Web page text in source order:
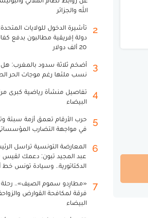
الله والجزائر
2
دولة إفريقية مطالبون بدفع
20 ألف دولار
3
أضخم ثلاثة سدود بالمغرب:
نسب ملئها رغم موجات الحر
4
تفاصيل منشأة رياضية كبرى
البيضاء
5
حرب الأرقام تعمق أزمة سبتة
في مواجهة التضارب
6
المعارضة التونسية تراسل
عبد المجيد تبون: دعمك
الدكتاتورية.. وسيادة تونس خط
7
«مطارِدو سموم الصيف».. رحلة
فرقة لمكافحة القوارض
البيضاء